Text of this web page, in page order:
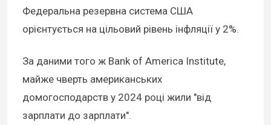
Федеральна резервна система США
орієнтується на цільовий рівень інфляції у 2%.
За даними того ж Bank of America Institute,
майже чверть американських
домогосподарств у 2024 році жили "від
зарплати до зарплати".